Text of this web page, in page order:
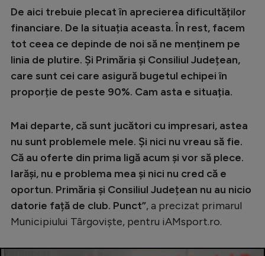
De aici trebuie plecat în aprecierea dificultăților
financiare. De la situația aceasta. În rest, facem
tot ceea ce depinde de noi să ne menținem pe
linia de plutire. Și Primăria și Consiliul Județean,
care sunt cei care asigură bugetul echipei în
proporție de peste 90%. Cam asta e situația.
Mai departe, că sunt jucători cu impresari, astea
nu sunt problemele mele. Și nici nu vreau să fie.
Că au oferte din prima ligă acum și vor să plece.
Iarăși, nu e problema mea și nici nu cred că e
oportun. Primăria și Consiliul Județean nu au nicio
datorie față de club. Punct”, a precizat primarul
Municipiului Târgoviște, pentru iAMsport.ro.